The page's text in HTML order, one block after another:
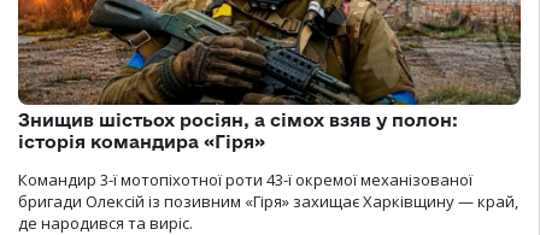
Знищив шістьох росіян, а сімох взяв у полон:
історія командира «Гіря»
Командир 3-ї мотопіхотної роти 43-ї окремої механізованої
бригади Олексій із позивним «Гіря» захищає Харківщину — край,
де народився та виріс.